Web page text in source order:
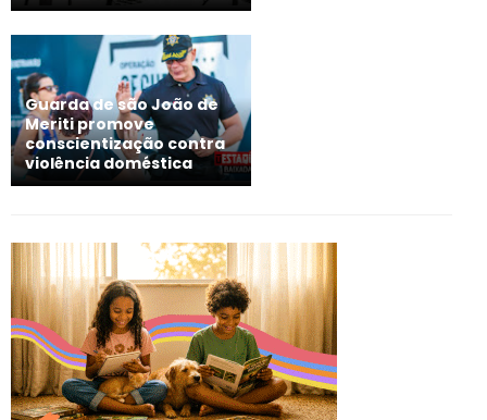
Guarda de são João de
Meriti promove
conscientização contra
violência doméstica